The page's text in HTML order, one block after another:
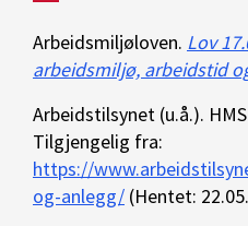
Arbeidsmiljøloven. Lov
arbeidsmiljø, arbeidstid
Arbeidstilsynet (u.å.).
Tilgjengelig fra:
https://
og-anlegg/ (Hentet: